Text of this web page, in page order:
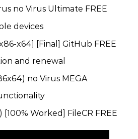
no Virus Ultimate FREE
devices
x64] [Final] GitHub FREE
and renewal
no Virus MEGA
Worked] FileCR FREE